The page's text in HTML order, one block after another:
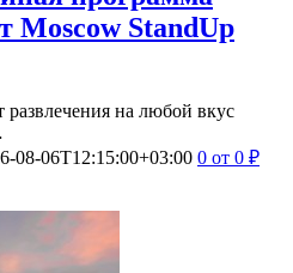
Moscow StandUp
на любой вкус
08-06T12:15:00+03:00 0 от 0 ₽